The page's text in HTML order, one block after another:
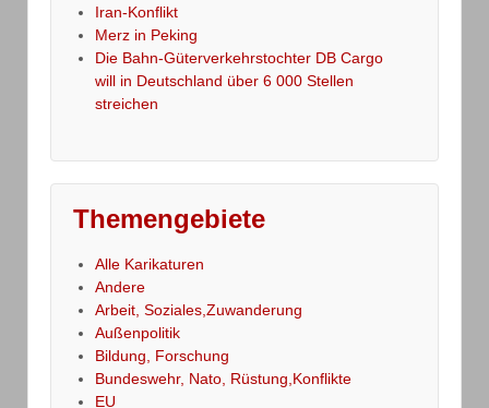
Iran-Konflikt
Merz in Peking
Die Bahn-Güterverkehrstochter DB Cargo
will in Deutschland über 6 000 Stellen
streichen
Themengebiete
Alle Karikaturen
Andere
Arbeit, Soziales,Zuwanderung
Außenpolitik
Bildung, Forschung
Bundeswehr, Nato, Rüstung,Konflikte
EU